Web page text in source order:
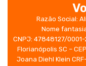
Razão Social:
Nome
CNPJ: 47848127/
Florianópolis SC –
Joana Diehl Klein